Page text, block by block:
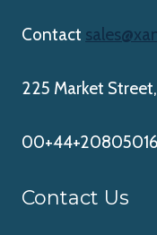
Contact
225 Market
Contact Us